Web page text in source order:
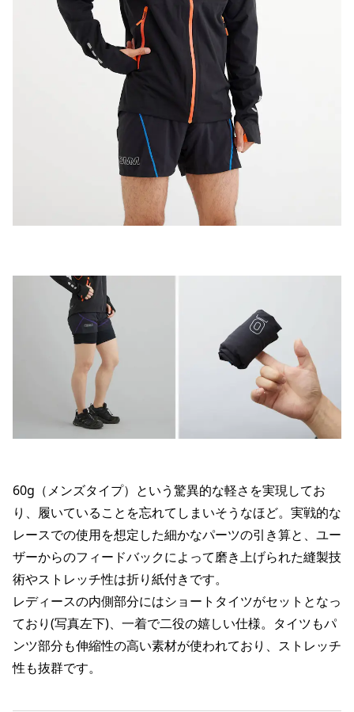
60g（メンズタイプ）という驚異的な軽さを実現してお
り、履いていることを忘れてしまいそうなほど。実戦的な
レースでの使用を想定した細かなパーツの引き算と、ユー
ザーからのフィードバックによって磨き上げられた縫製技
術やストレッチ性は折り紙付きです。
レディースの内側部分にはショートタイツがセットとなっ
ており(写真左下)、一着で二役の嬉しい仕様。タイツもパ
ンツ部分も伸縮性の高い素材が使われており、ストレッチ
性も抜群です。